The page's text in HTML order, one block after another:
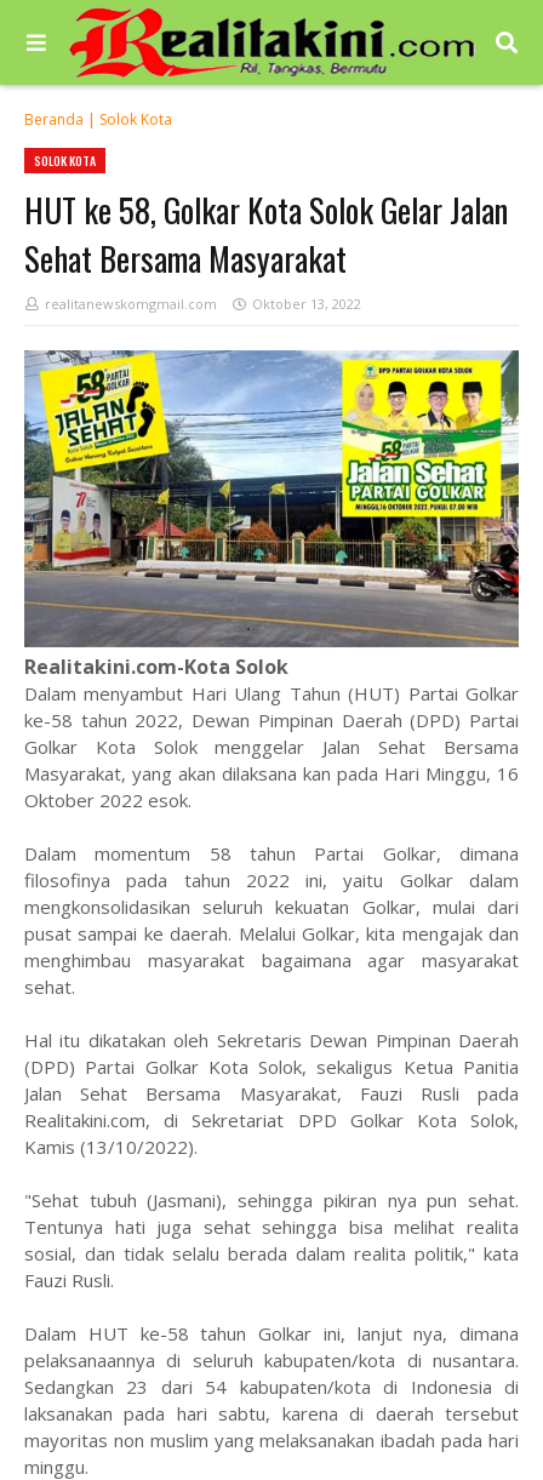
Beranda | Solok Kota
SOLOK KOTA
HUT ke 58, Golkar Kota Solok Gelar Jalan
Sehat Bersama Masyarakat
realitanewskomgmail.com Oktober 13, 2022
Realitakini.com-Kota Solok
Dalam menyambut Hari Ulang Tahun (HUT) Partai Golkar
ke-58 tahun 2022, Dewan Pimpinan Daerah (DPD) Partai
Golkar Kota Solok menggelar Jalan Sehat Bersama
Masyarakat, yang akan dilaksana kan pada Hari Minggu, 16
Oktober 2022 esok.
Dalam momentum 58 tahun Partai Golkar, dimana
filosofinya pada tahun 2022 ini, yaitu Golkar dalam
mengkonsolidasikan seluruh kekuatan Golkar, mulai dari
pusat sampai ke daerah. Melalui Golkar, kita mengajak dan
menghimbau masyarakat bagaimana agar masyarakat
sehat.
Hal itu dikatakan oleh Sekretaris Dewan Pimpinan Daerah
(DPD) Partai Golkar Kota Solok, sekaligus Ketua Panitia
Jalan Sehat Bersama Masyarakat, Fauzi Rusli pada
Realitakini.com, di Sekretariat DPD Golkar Kota Solok,
Kamis (13/10/2022).
"Sehat tubuh (Jasmani), sehingga pikiran nya pun sehat.
Tentunya hati juga sehat sehingga bisa melihat realita
sosial, dan tidak selalu berada dalam realita politik," kata
Fauzi Rusli.
Dalam HUT ke-58 tahun Golkar ini, lanjut nya, dimana
pelaksanaannya di seluruh kabupaten/kota di nusantara.
Sedangkan 23 dari 54 kabupaten/kota di Indonesia di
laksanakan pada hari sabtu, karena di daerah tersebut
mayoritas non muslim yang melaksanakan ibadah pada hari
minggu.